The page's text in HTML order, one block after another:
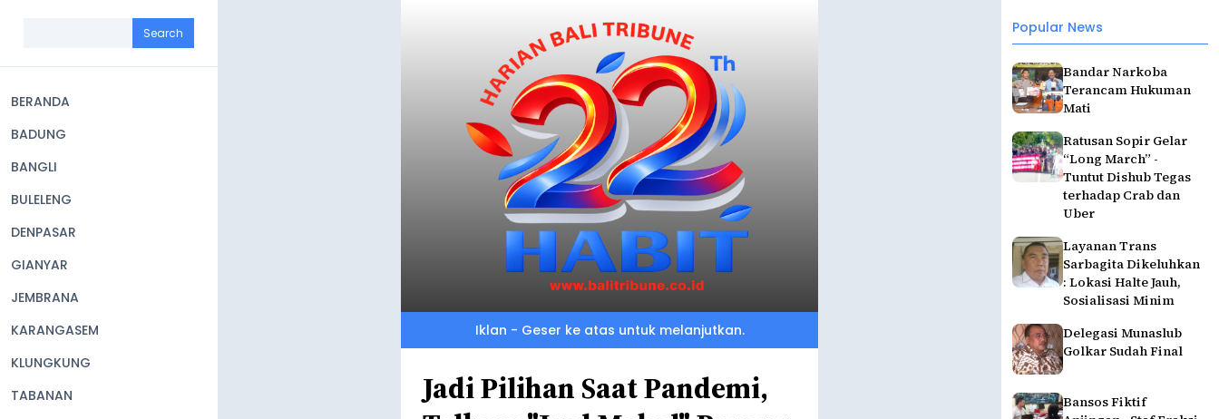
navigation
BERANDA
BADUNG
BANGLI
BULELENG
DENPASAR
GIANYAR
JEMBRANA
KARANGASEM
KLUNGKUNG
TABANAN
Popular News
Bandar Narkoba
Terancam Hukuman
Mati
Ratusan Sopir Gelar
“Long March” -
Tuntut Dishub Tegas
terhadap Crab dan
Uber
Layanan Trans
Sarbagita Dikeluhkan
: Lokasi Halte Jauh,
Sosialisasi Minim
Delegasi Munaslub
Golkar Sudah Final
Bansos Fiktif
Iklan - Geser ke atas untuk melanjutkan.
Jadi Pilihan Saat Pandemi,